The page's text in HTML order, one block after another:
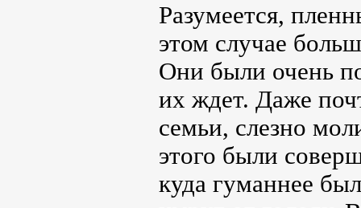
Разумеется,
этом случае
Они были очень
их ждет. Даже
семьи, слезно
этого были
куда гуманнее